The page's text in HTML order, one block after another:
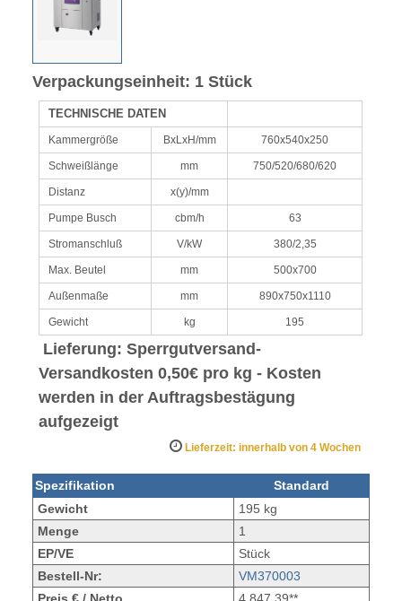
Verpackungseinheit: 1 Stück
TECHNISCHE DATEN
Kammergröße BxLxH/mm 760x540x250
Schweißlänge mm 750/520/680/620
Distanz x(y)/mm
Pumpe Busch cbm/h 63
Stromanschluß V/kW 380/2,35
Max. Beutel mm 500x700
Außenmaße mm 890x750x1110
Gewicht kg 195
Lieferung: Sperrgutversand-
Versandkosten 0,50€ pro kg - Kosten
werden in der Auftragsbestägung
aufgezeigt
Lieferzeit: innerhalb von 4 Wochen
Spezifikation
Standard
Gewicht
195 kg
Menge
1
EP/VE
Stück
Bestell-Nr:
VM370003
Preis € / Netto
4.847,39**